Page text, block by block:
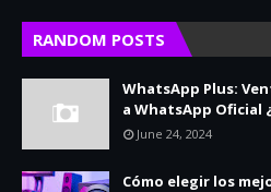
RANDOM POSTS
WhatsApp Plus:
a WhatsApp Oficial
June 24, 2024
Cómo elegir los